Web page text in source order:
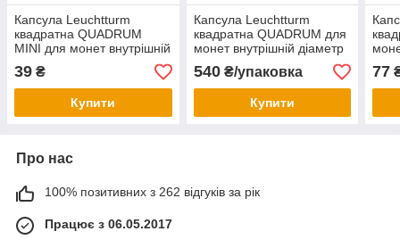
Капсула Leuchtturm
квадратна QUADRUM
MINI для монет внутрішній
діаметр 27 мм.
39 ₴
Купити
Капсула Leuchtturm
квадратна QUADRUM для
монет внутрішній діаметр
21мм.
540₴/упаковка
Купити
77
Про нас
100% позитивних з 262 відгуків за рік
Працює з 06.05.2017